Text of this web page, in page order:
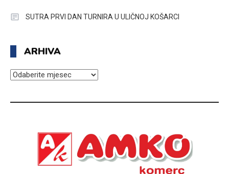
SUTRA PRVI DAN TURNIRA U ULIČNOJ KOŠARCI
ARHIVA
ARHIVA